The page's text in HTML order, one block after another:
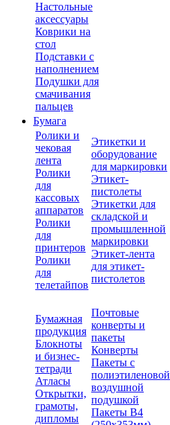
Настольные
аксессуары
Коврики на
стол
Подставки с
наполнением
Подушки для
смачивания
пальцев
Бумага
Ролики и
чековая
лента
Ролики
для
кассовых
аппаратов
Ролики
для
принтеров
Ролики
для
телетайпов
Этикетки и
оборудование
для маркировки
Этикет-
пистолеты
Этикетки для
складской и
промышленной
маркировки
Этикет-лента
для этикет-
пистолетов
Бумажная
продукция
Блокноты
и бизнес-
тетради
Атласы
Открытки,
грамоты,
дипломы
Почтовые
конверты и
пакеты
Конверты
Пакеты с
полиэтиленовой
воздушной
подушкой
Пакеты В4